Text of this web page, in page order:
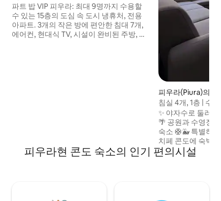
파트 밥 VIP 피우라: 최대 9명까지 수용할
수 있는 15층의 도심 속 도시 냉휴처, 전용
아파트. 3개의 작은 방에 편안한 침대 7개,
에어컨, 현대식 TV, 시설이 완비된 주방, 세
피우라(Piura)의
침실 4개, 1층 | 수
✨ 야자수로 둘러
🌴 공원과 수영장
숙소 🛟🐳 특별하고 현대적인 팔메라스 델
치페 콘도에 숙박
㎡ 아파트에서 전
수 있으며, 안목 있
피우라현 콘도 숙소의 인기 편의시설